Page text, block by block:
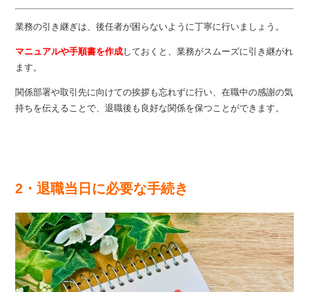
業務の引き継ぎは、後任者が困らないように丁寧に行いましょう。
マニュアルや手順書を作成しておくと、業務がスムーズに引き継がれ
ます。
関係部署や取引先に向けての挨拶も忘れずに行い、在職中の感謝の気
持ちを伝えることで、退職後も良好な関係を保つことができます。
2・退職当日に必要な手続き